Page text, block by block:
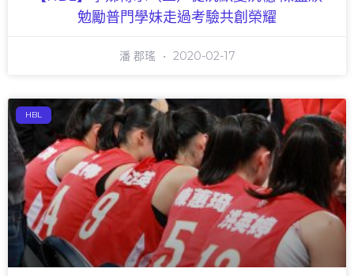
勉勵普門學妹走過考驗共創榮耀
潘 郡瑤 2020-02-17
HBL